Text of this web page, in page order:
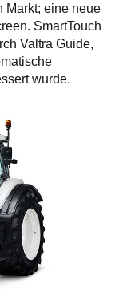
Markt; eine neue
SmartTouch
Valtra Guide,
wurde.